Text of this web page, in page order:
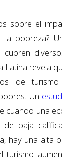
sobre el
la pobreza?
cubren
Latina revela
de
Un
cuando una
de baja
hay una alta
turismo